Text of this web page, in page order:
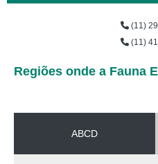
(11)
(11)
Regiões onde a Fauna
ABCD